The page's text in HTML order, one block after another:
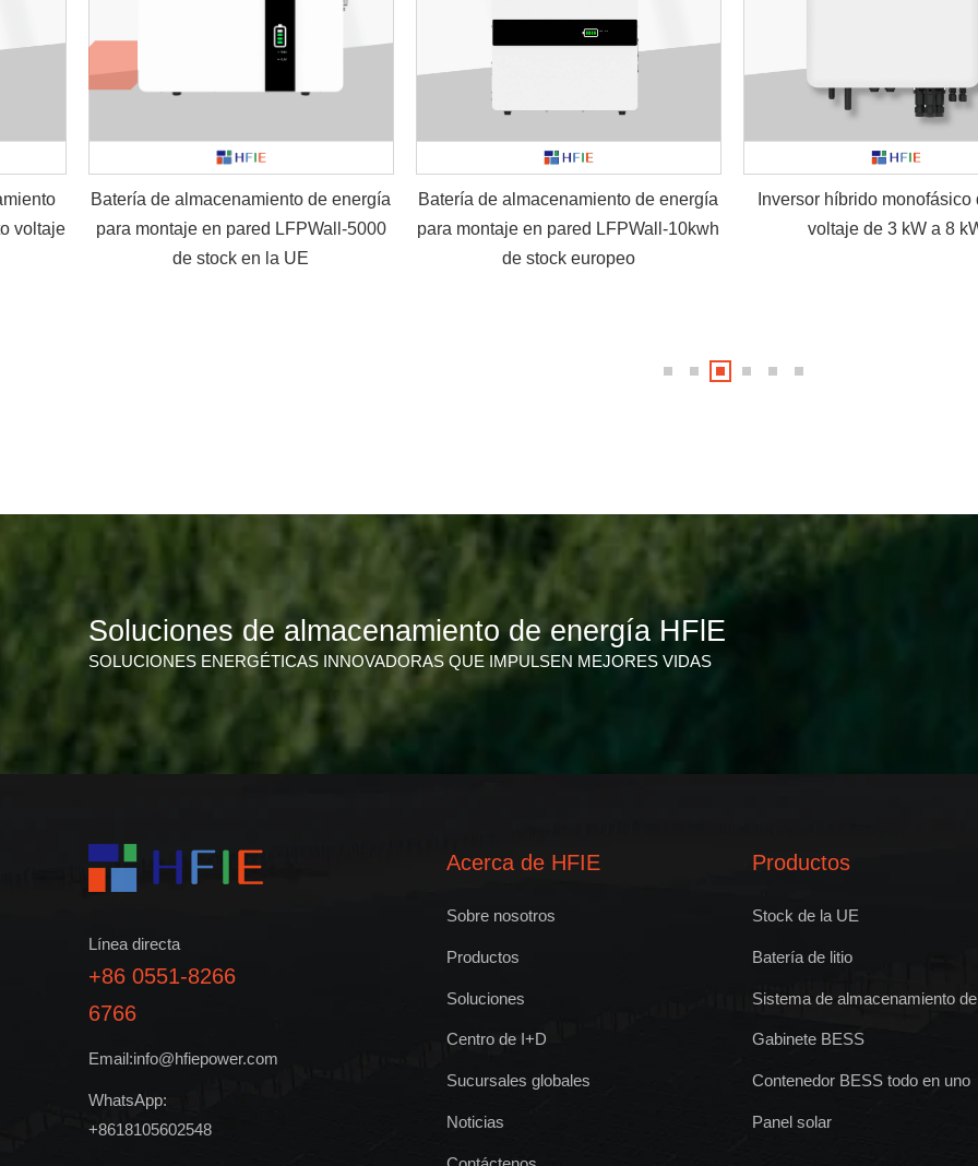
energía
5000
Batería de almacenamiento de energía
para montaje en pared LFPWall-10kwh
de stock europeo
Inversor híbrido monofásico de bajo
voltaje de 3 kW a 8 kW
El límite del precio de la
Reino Unido aumentará
Soluciones de almacenamiento de energía HFlE
SOLUCIONES ENERGÉTICAS INNOVADORAS QUE IMPULSEN MEJORES VIDAS
Línea directa
+86 0551-8266
6766
Email:info@hfiepower.com
WhatsApp:
+8618105602548
Acerca de HFIE
Sobre nosotros
Productos
Soluciones
Centro de I+D
Sucursales globales
Noticias
Productos
Stock de la UE
Batería de litio
Sistema de almacenamiento
Gabinete BESS
Contenedor BESS todo en uno
Panel solar